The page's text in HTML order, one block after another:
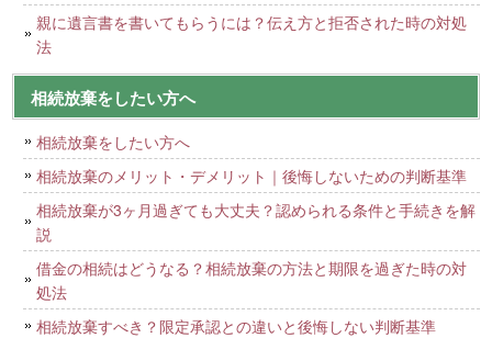
親に遺言書を書いてもらうには？伝え方と拒否された時の対処
法
相続放棄をしたい方へ
相続放棄をしたい方へ
相続放棄のメリット・デメリット｜後悔しないための判断基準
相続放棄が3ヶ月過ぎても大丈夫？認められる条件と手続きを解
説
借金の相続はどうなる？相続放棄の方法と期限を過ぎた時の対
処法
相続放棄すべき？限定承認との違いと後悔しない判断基準